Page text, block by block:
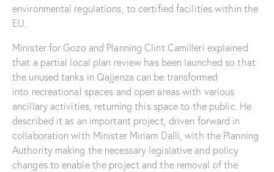
environmental regulations, to certified facilities within the
EU.
Minister for Gozo and Planning Clint Camilleri explained
that a partial local plan review has been launched so that
the unused tanks in Qajjenza can be transformed
into recreational spaces and open areas with various
ancillary activities, returning this space to the public. He
described it as an important project, driven forward in
collaboration with Minister Miriam Dalli, with the Planning
Authority making the necessary legislative and policy
changes to enable the project and the removal of the